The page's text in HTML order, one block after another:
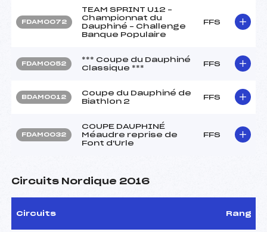
FDAM0072
TEAM SPRINT U12 –
Championnat du
Dauphiné – Challenge
Banque Populaire
FFS
FDAM0052
*** Coupe du Dauphiné
Classique ***
FFS
BDAM0012
Coupe du Dauphiné de
Biathlon 2
FFS
FDAM0032
COUPE DAUPHINÉ
Méaudre reprise de
Font d'Urle
FFS
Circuits Nordique 2016
Circuits Rang